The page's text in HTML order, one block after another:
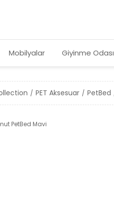
Mobilyalar Giyinme Odası
PET Aksesuar PetBed